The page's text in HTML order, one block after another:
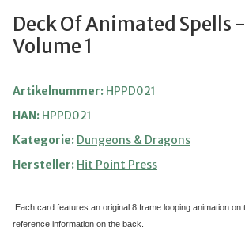
Deck Of Animated Spells -
Volume 1
Artikelnummer: HPPD021
HAN: HPPD021
Kategorie: Dungeons & Dragons
Hersteller: Hit Point Press
Each card features an original 8 frame looping animation
reference information on the back.